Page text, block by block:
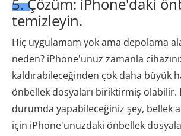
temizleyin.
Hiç uygulamam yok ama depolama
neden? iPhone'unuz zamanla
kaldırabileceğinden çok daha büyük
önbellek dosyaları biriktirmiş olabilir.
durumda yapabileceğiniz şey, bellek
için iPhone'unuzdaki önbellek